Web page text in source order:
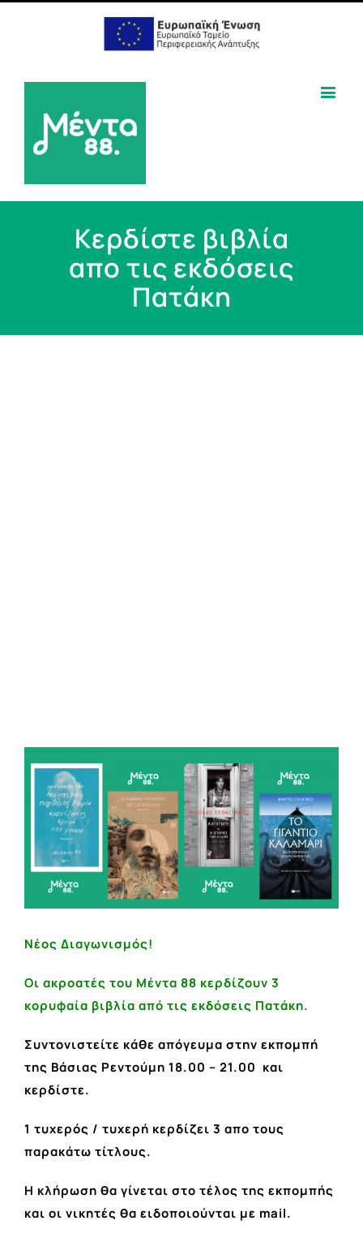
Κερδίστε βιβλία
απο τις εκδόσεις
Πατάκη
Larger
Image
Νέος Διαγωνισμός!
Οι ακροατές του Μέντα 88 κερδίζουν 3
κορυφαία βιβλία από τις εκδόσεις Πατάκη.
Συντονιστείτε κάθε απόγευμα στην εκπομπή
της Βάσιας Ρεντούμη 18.00 – 21.00 και
κερδίστε.
1 τυχερός / τυχερή κερδίζει 3 απο τους
παρακάτω τίτλους.
Η κλήρωση θα γίνεται στο τέλος της εκπομπής
και οι νικητές θα ειδοποιούνται με mail.